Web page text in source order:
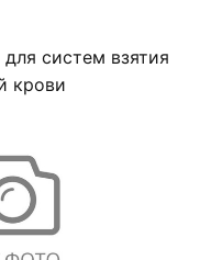
систем взятия
крови